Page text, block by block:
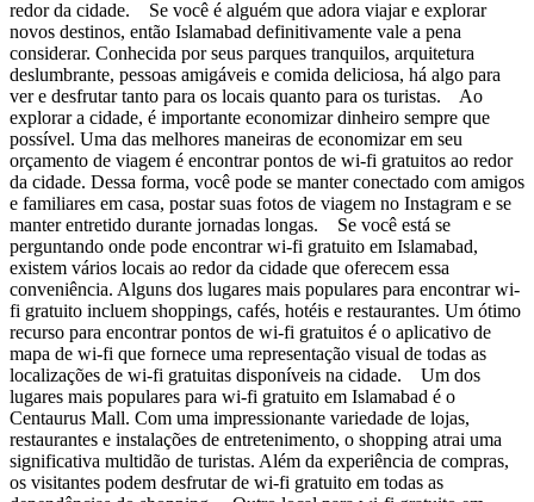
redor da cidade. Se você é alguém que adora viajar e explorar
novos destinos, então Islamabad definitivamente vale a pena
considerar. Conhecida por seus parques tranquilos, arquitetura
deslumbrante, pessoas amigáveis e comida deliciosa, há algo para
ver e desfrutar tanto para os locais quanto para os turistas. Ao
explorar a cidade, é importante economizar dinheiro sempre que
possível. Uma das melhores maneiras de economizar em seu
orçamento de viagem é encontrar pontos de wi-fi gratuitos ao redor
da cidade. Dessa forma, você pode se manter conectado com amigos
e familiares em casa, postar suas fotos de viagem no Instagram e se
manter entretido durante jornadas longas. Se você está se
perguntando onde pode encontrar wi-fi gratuito em Islamabad,
existem vários locais ao redor da cidade que oferecem essa
conveniência. Alguns dos lugares mais populares para encontrar wi-
fi gratuito incluem shoppings, cafés, hotéis e restaurantes. Um ótimo
recurso para encontrar pontos de wi-fi gratuitos é o aplicativo de
mapa de wi-fi que fornece uma representação visual de todas as
localizações de wi-fi gratuitas disponíveis na cidade. Um dos
lugares mais populares para wi-fi gratuito em Islamabad é o
Centaurus Mall. Com uma impressionante variedade de lojas,
restaurantes e instalações de entretenimento, o shopping atrai uma
significativa multidão de turistas. Além da experiência de compras,
os visitantes podem desfrutar de wi-fi gratuito em todas as